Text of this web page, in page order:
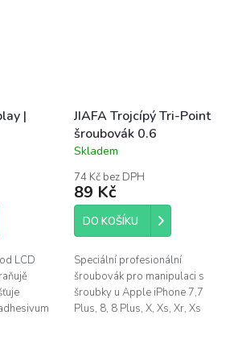
|
LCD
JIAFA Trojcípý Tri-Point
šroubovák 0.6
Průměrné
produktu
je
4,1
hvězdiček.
Skladem
74 Kč bez DPH
89 Kč
DO KOŠÍKU
Speciální profesionální
šroubovák pro manipulaci s
šroubky u Apple iPhone 7,7
Plus, 8, 8 Plus, X, Xs, Xr, Xs